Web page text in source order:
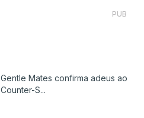
PUB
Gentle Mates confirma adeus ao
Counter-S...